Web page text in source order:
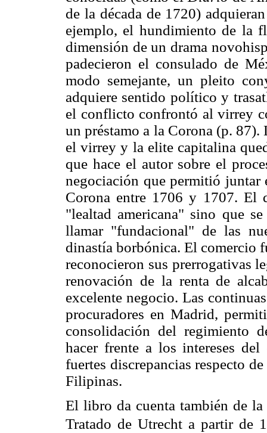
de la década de 1720)
ejemplo, el hundimiento de la
dimensión de un drama
padecieron el consulado de
modo semejante, un pleito
adquiere sentido político y
el conflicto confrontó al virrey
un préstamo a la Corona (p.
el virrey y la elite capitalina
que hace el autor sobre el
negociación que permitió
Corona entre 1706 y 1707. El
"lealtad americana" sino que
llamar "fundacional" de las
dinastía borbónica. El comercio
reconocieron sus prerrogativas
renovación de la renta de
excelente negocio. Las
procuradores en Madrid,
consolidación del regimiento
hacer frente a los intereses
fuertes discrepancias respecto
Filipinas.
El libro da cuenta también de
Tratado de Utrecht a partir de